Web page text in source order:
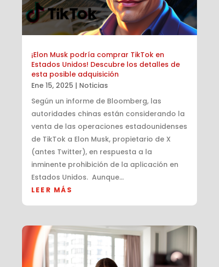
¡Elon Musk podría comprar TikTok en
Estados Unidos! Descubre los detalles de
esta posible adquisición
Ene 15, 2025 | Noticias
Según un informe de Bloomberg, las
autoridades chinas están considerando la
venta de las operaciones estadounidenses
de TikTok a Elon Musk, propietario de X
(antes Twitter), en respuesta a la
inminente prohibición de la aplicación en
Estados Unidos. Aunque...
LEER MÁS